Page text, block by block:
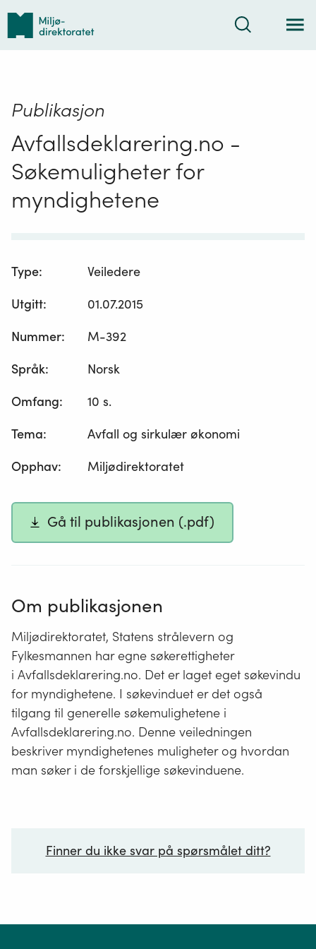
Tilbake
forsiden
Søk
Publikasjon
Avfallsdeklarering.no -
Søkemuligheter for
myndighetene
Type:
Veiledere
Utgitt:
01.07.2015
Nummer:
M-392
Språk:
Norsk
Omfang:
10 s.
Tema:
Avfall og sirkulær økonomi
Opphav: Miljødirektoratet
Gå til publikasjonen (.pdf)
Om publikasjonen
Miljødirektoratet, Statens strålevern og
Fylkesmannen har egne søkerettigheter
i Avfallsdeklarering.no. Det er laget eget søkevindu
for myndighetene. I søkevinduet er det også
tilgang til generelle søkemulighetene i
Avfallsdeklarering.no. Denne veiledningen
beskriver myndighetenes muligheter og hvordan
man søker i de forskjellige søkevinduene.
Finner du ikke svar på spørsmålet ditt?